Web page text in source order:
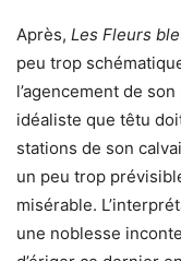
Après, Les Fleurs
peu trop
l’agencement de
idéaliste que têtu
stations de son
un peu trop
misérable.
une noblesse